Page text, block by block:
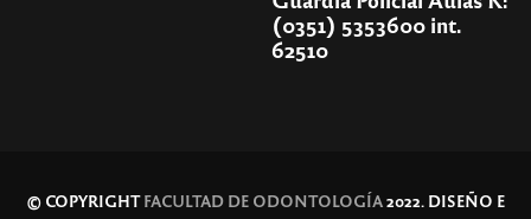
(0351) 5353600 int.
62510
© COPYRIGHTFACULTAD DE ODONTOLOGÍA2022. DISEÑO E